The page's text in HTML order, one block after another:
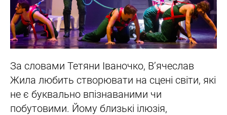
За словами Тетяни Іваночко, В’ячеслав
Жила любить створювати на сцені світи, які
не є буквально впізнаваними чи
побутовими. Йому близькі ілюзія,